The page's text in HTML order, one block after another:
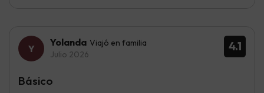
4.1
Yolanda Viajó en familia
Julio 2026
Básico